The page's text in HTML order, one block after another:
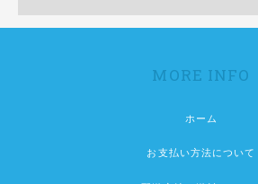
MORE INFO
ホーム
お支払い方法について